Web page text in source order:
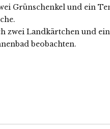
Grünschenkel und ein
zwei Landkärtchen und
beobachten.